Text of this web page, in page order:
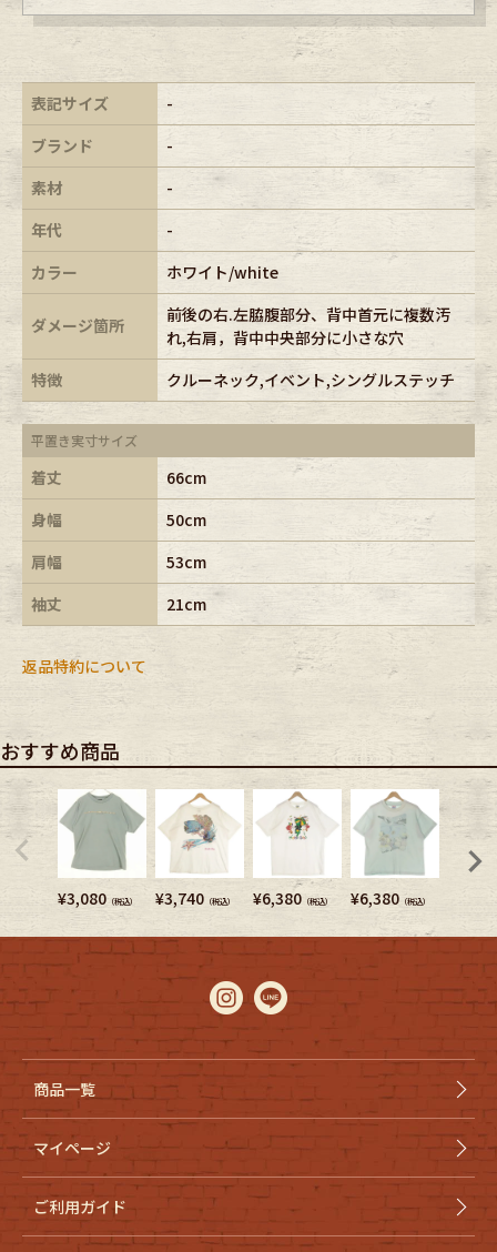
表記サイズ
-
ブランド
-
素材
-
年代
-
カラー
ホワイト/white
ダメージ箇所
前後の右.左脇腹部分、背中首元に複数汚
れ,右肩，背中中央部分に小さな穴
特徴
クルーネック,イベント,シングルステッチ
平置き実寸サイズ
着丈
66cm
身幅
50cm
肩幅
53cm
袖丈
21cm
返品特約について
おすすめ商品
¥3,080（税込） ¥3,740 （税込） ¥6,380 （税込） ¥6,380 （税込）
商品一覧
マイページ
ご利用ガイド